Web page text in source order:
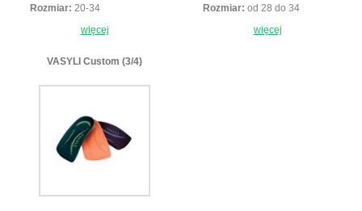
Rozmiar: 20-34
więcej
Rozmiar: od 28 do 34
więcej
VASYLI Custom (3/4)